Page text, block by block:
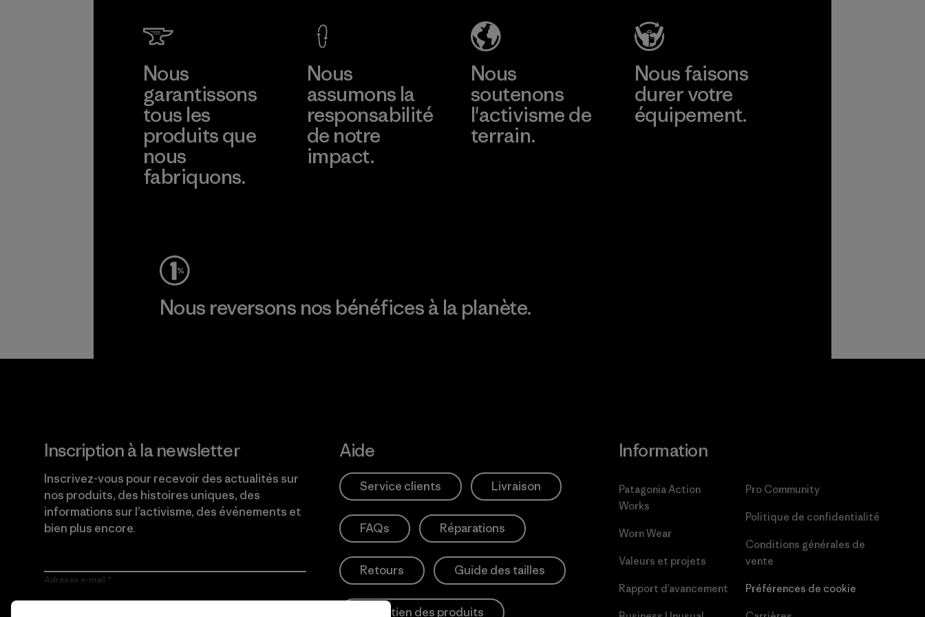
Material-supplier
Nous
garantissons
tous les
produits que
nous
fabriquons.
Nous
assumons la
responsabilité
de notre
impact.
Nous
soutenons
l'activisme de
terrain.
Nous faisons
durer votre
équipement.
Nous reversons nos bénéfices à la planète.
Inscription à la newsletter
Inscrivez-vous pour recevoir des actualités sur
nos produits, des histoires uniques, des
informations sur l’activisme, des événements et
bien plus encore.
Adresse e-mail
Aide
Service clients Livraison
FAQs Réparations
Retours Guide des tailles
Entretien des produits
Information
Patagonia Action
Works
Worn Wear
Valeurs et projets
Rapport d’avancement
Pro Community
Politique de confidentialité
Conditions générales de
vente
Préférences de cookie